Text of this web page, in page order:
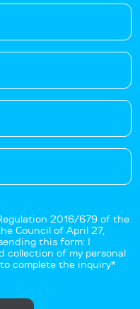
2016/679 of the
Council of April 27,
this form: I
collection of my personal
complete the inquiry*